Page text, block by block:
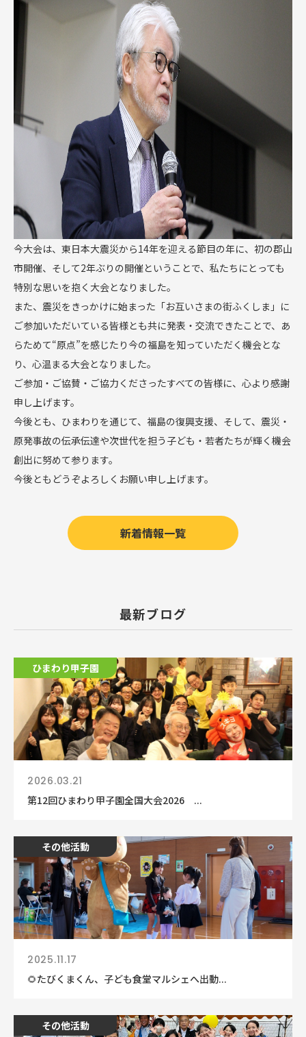
今大会は、東日本大震災から14年を迎える節目の年に、初の郡山
市開催、そして2年ぶりの開催ということで、私たちにとっても
特別な思いを抱く大会となりました。
また、震災をきっかけに始まった「お互いさまの街ふくしま」に
ご参加いただいている皆様とも共に発表・交流できたことで、あ
らためて“原点”を感じたり今の福島を知っていただく機会とな
り、心温まる大会となりました。
ご参加・ご協賛・ご協力くださったすべての皆様に、心より感謝
申し上げます。
今後とも、ひまわりを通じて、福島の復興支援、そして、震災・
原発事故の伝承伝達や次世代を担う子ども・若者たちが輝く機会
創出に努めて参ります。
今後ともどうぞよろしくお願い申し上げます。
新着情報一覧
最新ブログ
ひまわり甲子園
2026.03.21
第12回ひまわり甲子園全国大会2026 ...
その他活動
2025.11.17
🌻たびくまくん、子ども食堂マルシェへ出動...
その他活動